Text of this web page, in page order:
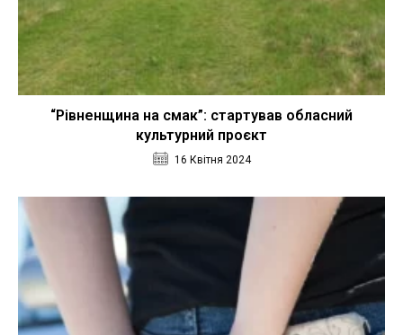
“Рівненщина на смак”: стартував обласний
культурний проєкт
16 Квітня 2024